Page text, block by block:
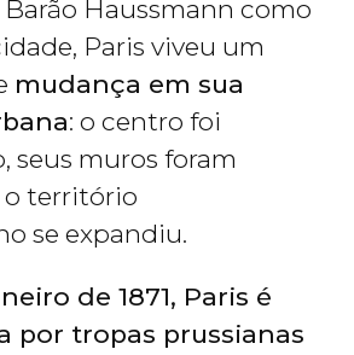
Haussmann como
Paris viveu um
mudança em sua
: o centro foi
seus muros foram
o território
se expandiu.
de 1871, Paris é
por tropas prussianas